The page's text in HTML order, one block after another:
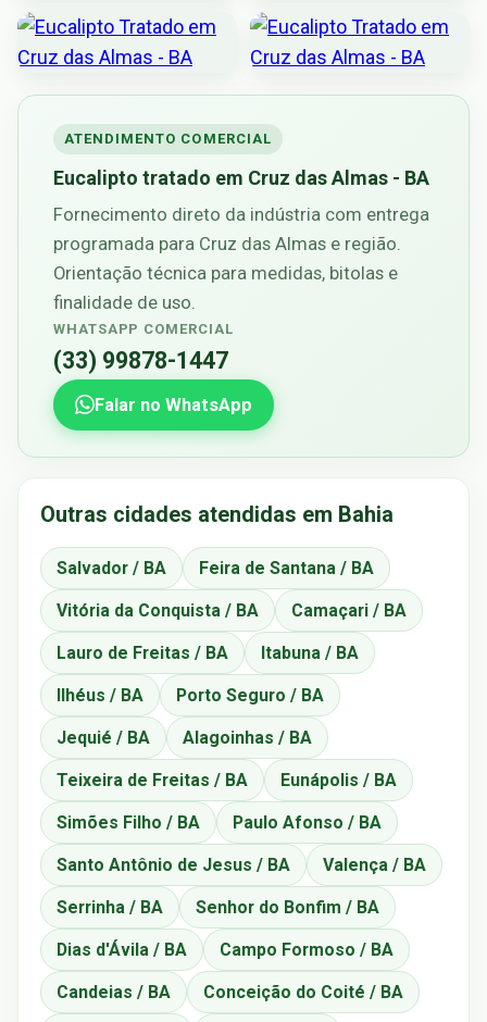
ATENDIMENTO COMERCIAL
Eucalipto tratado em Cruz das Almas - BA
Fornecimento direto da indústria com entrega
programada para Cruz das Almas e região.
Orientação técnica para medidas, bitolas e
finalidade de uso.
WHATSAPP COMERCIAL
(33) 99878-1447
Falar no WhatsApp
Outras cidades atendidas em Bahia
Salvador / BA Feira de Santana / BA
Vitória da Conquista / BA Camaçari / BA
Lauro de Freitas / BA Itabuna / BA
Ilhéus / BA Porto Seguro / BA
Jequié / BA Alagoinhas / BA
Teixeira de Freitas / BA Eunápolis / BA
Simões Filho / BA Paulo Afonso / BA
Santo Antônio de Jesus / BA Valença / BA
Serrinha / BA Senhor do Bonfim / BA
Dias d'Ávila / BA Campo Formoso / BA
Candeias / BA Conceição do Coité / BA